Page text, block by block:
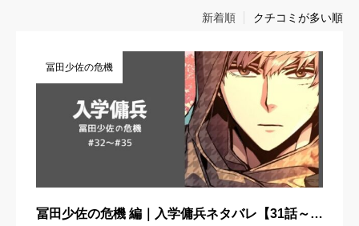
新着順 クチコミが多い順
冨田少佐の危機
冨田少佐の危機 編｜入学傭兵ネタバレ【31話～3